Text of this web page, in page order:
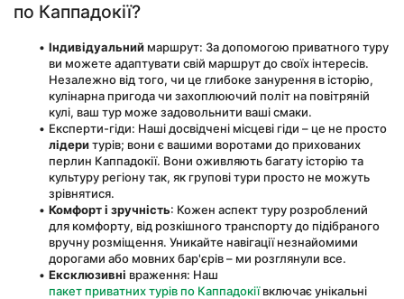
по Каппадокії?
Індивідуальний маршрут: За допомогою приватного туру
ви можете адаптувати свій маршрут до своїх інтересів.
Незалежно від того, чи це глибоке занурення в історію,
кулінарна пригода чи захоплюючий політ на повітряній
кулі, ваш тур може задовольнити ваші смаки.
Експерти-гіди: Наші досвідчені місцеві гіди – це не просто
лідери турів; вони є вашими воротами до прихованих
перлин Каппадокії. Вони оживляють багату історію та
культуру регіону так, як групові тури просто не можуть
зрівнятися.
Комфорт і зручність: Кожен аспект туру розроблений
для комфорту, від розкішного транспорту до підібраного
вручну розміщення. Уникайте навігації незнайомими
дорогами або мовних бар'єрів – ми розглянули все.
Ексклюзивні враження: Наш
пакет приватних турів по Каппадокії включає унікальні